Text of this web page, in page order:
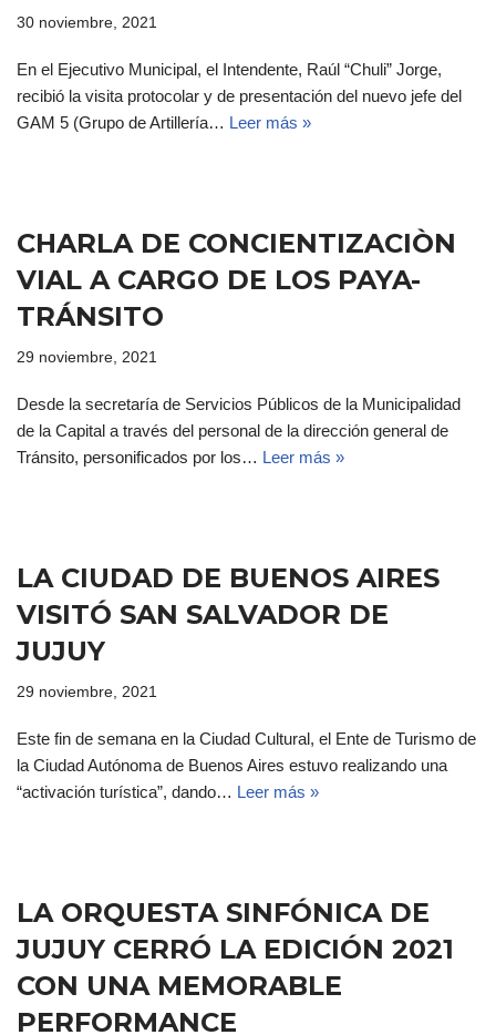
30 noviembre, 2021
En el Ejecutivo Municipal, el Intendente, Raúl “Chuli” Jorge,
recibió la visita protocolar y de presentación del nuevo jefe del
GAM 5 (Grupo de Artillería… Leer más »
CHARLA DE CONCIENTIZACIÒN
VIAL A CARGO DE LOS PAYA-
TRÁNSITO
29 noviembre, 2021
Desde la secretaría de Servicios Públicos de la Municipalidad
de la Capital a través del personal de la dirección general de
Tránsito, personificados por los… Leer más »
LA CIUDAD DE BUENOS AIRES
VISITÓ SAN SALVADOR DE
JUJUY
29 noviembre, 2021
Este fin de semana en la Ciudad Cultural, el Ente de Turismo de
la Ciudad Autónoma de Buenos Aires estuvo realizando una
“activación turística”, dando… Leer más »
LA ORQUESTA SINFÓNICA DE
JUJUY CERRÓ LA EDICIÓN 2021
CON UNA MEMORABLE
PERFORMANCE